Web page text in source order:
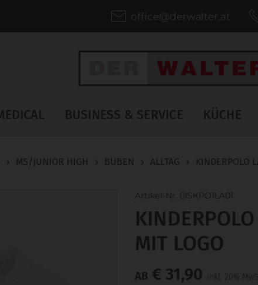
office@derwalter.at
BUSINESS & SERVICE KÜCHE
› MS/JUNIOR HIGH › BUBEN › ALLTAG › KINDERPOLO
Artikel-Nr. 0ISKPO1LA01
MIT LOGO
AB € 31,90 inkl. 20%